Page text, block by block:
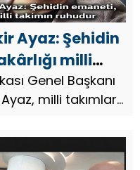
Ayaz: Şehidin
milli
Genel Başkanı
milli takımlara
tepki gösterdi.